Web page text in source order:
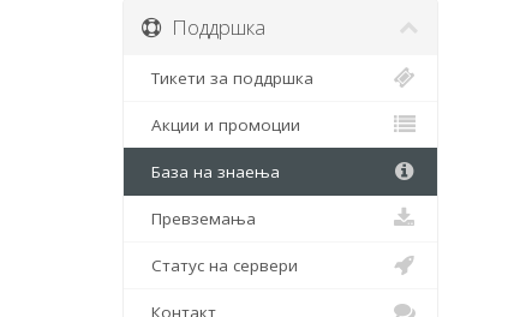
Поддршка
Тикети за поддршка
Акции и промоции
База на знаења
Превземања
Статус на сервери
Контакт